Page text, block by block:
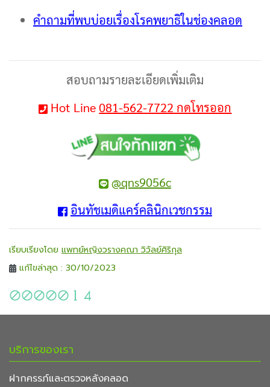
คำถามที่พบบ่อยเรื่องโรคพยาธิในช่องคลอด
สอบถามรายละเอียดเพิ่มเติม
Hot Line081-562-7722 กดโทรออก
@qns9056c
อินทัชเมดิแคร์คลินิกเวชกรรม
เรียบเรียงโดย แพทย์หญิงวรางคณา วิวัลย์ศิริกุล
แก้ไขล่าสุด : 30/10/2023
บริการของเรา
ฝากครรภ์และตรวจหลังคลอด